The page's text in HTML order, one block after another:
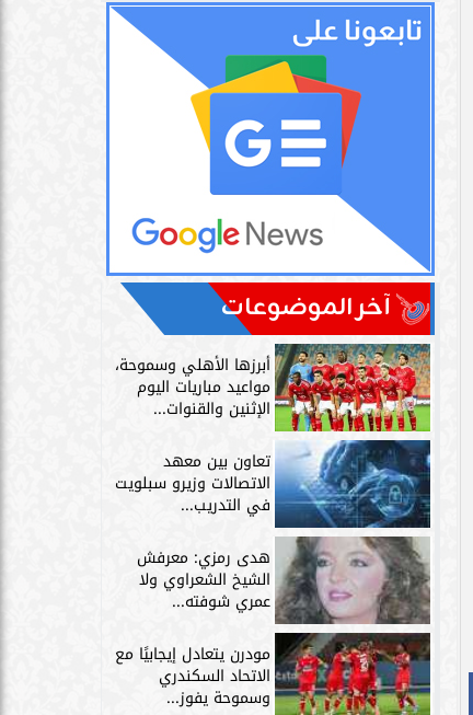
آخر الموضوعات
أبرزها الأهلي وسموحة،
مواعيد مباريات اليوم
الإثنين والقنوات...
تعاون بين معهد
الاتصالات وزيرو سبلويت
في التدريب...
هدى رمزي: معرفش
الشيخ الشعراوي ولا
عمري شوفته...
مودرن يتعادل إيجابيًا مع
الاتحاد السكندري
وسموحة يفوز...